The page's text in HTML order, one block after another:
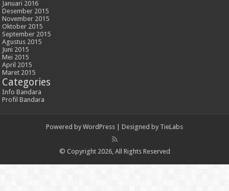
Januari 2016
Desember 2015
November 2015
Oktober 2015
September 2015
Agustus 2015
Juni 2015
Mei 2015
April 2015
Maret 2015
Categories
Info Bandara
Profil Bandara
Powered by WordPress | Designed by TieLabs
© Copyright 2026, All Rights Reserved